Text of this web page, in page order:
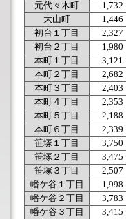
元代々木町
1,732
大山町
1,446
初台１丁目
2,327
初台２丁目
1,980
本町１丁目
3,121
本町２丁目
2,682
本町３丁目
2,403
本町４丁目
2,353
本町５丁目
2,188
本町６丁目
2,339
笹塚１丁目
3,750
笹塚２丁目
3,475
笹塚３丁目
2,507
幡ケ谷１丁目
1,998
幡ケ谷２丁目
3,783
幡ケ谷３丁目
3,415